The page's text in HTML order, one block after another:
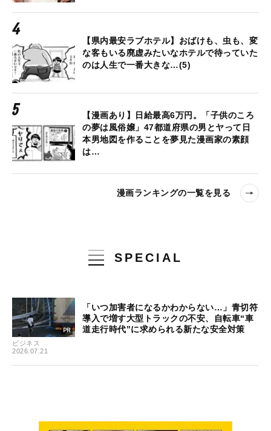
【県内最安ラブホテル】おばけも、虫も、変
な客もいる廃虚みたいなホテルで待っていた
のは人生で一番大きな…(5)
【漫画あり】日給最高6万円。「子供のころ
の夢は風俗嬢」47都道府県の男とヤって日
本男地図を作ることを夢見た漫画家の素顔
は…
漫画ランキングの一覧を見る
SPECIAL
ビジネス
2026.07.21
「いつ加害者になるかわからない…」青切符
導入で増す大型トラックの不安、自転車“車
道走行時代”に求められる新たな安全対策